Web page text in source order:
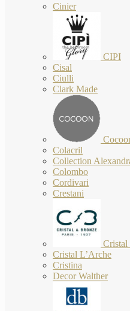
Cinier
CIPI
Cisal
Ciulli
Clark Made
Colacril
Collection
Colombo
Cordivari
Crestani
Cristal
Cristal L’Arche
Cristina
Decor Walther